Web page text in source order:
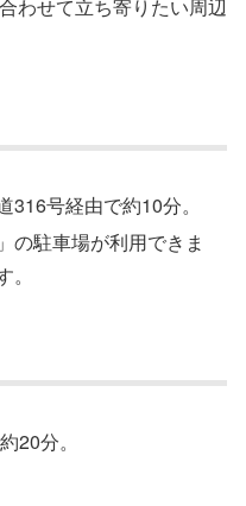
わせて立ち寄りたい周辺
号経由で約10分。
の駐車場が利用できま
20分。